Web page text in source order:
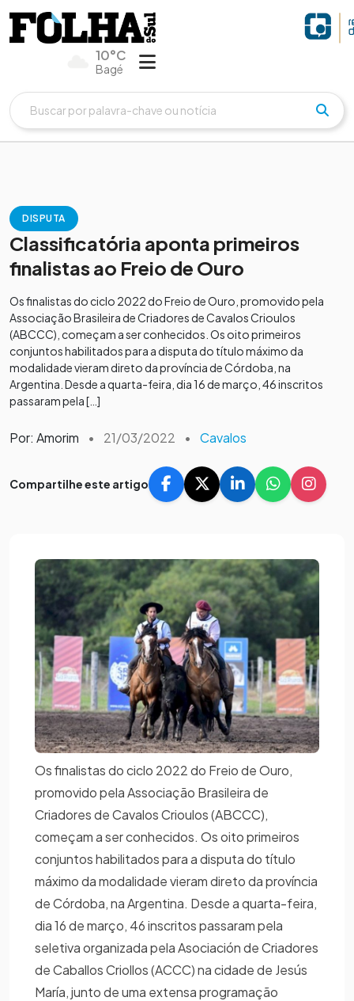
10°C
Bagé
DISPUTA
Classificatória aponta primeiros
finalistas ao Freio de Ouro
Os finalistas do ciclo 2022 do Freio de Ouro, promovido pela
Associação Brasileira de Criadores de Cavalos Crioulos
(ABCCC), começam a ser conhecidos. Os oito primeiros
conjuntos habilitados para a disputa do título máximo da
modalidade vieram direto da província de Córdoba, na
Argentina. Desde a quarta-feira, dia 16 de março, 46 inscritos
passaram pela […]
Por: Amorim • 21/03/2022 • Cavalos
Compartilhe este artigo
Os finalistas do ciclo 2022 do Freio de Ouro,
promovido pela Associação Brasileira de
Criadores de Cavalos Crioulos (ABCCC),
começam a ser conhecidos. Os oito primeiros
conjuntos habilitados para a disputa do título
máximo da modalidade vieram direto da província
de Córdoba, na Argentina. Desde a quarta-feira,
dia 16 de março, 46 inscritos passaram pela
seletiva organizada pela Asociación de Criadores
de Caballos Criollos (ACCC) na cidade de Jesús
María, junto de uma extensa programação